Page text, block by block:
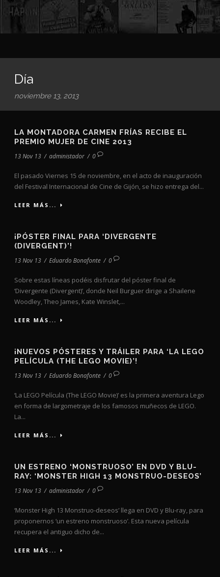
Día
noviembre 13, 2013
LA MONTADORA CARMEN FRÍAS RECIBE EL
PREMIO MUJER DE CINE 2013
13 Nov 13 / administador / 0
El pasado Viernes 15 de noviembre, en el acto de inauguración
del Festival Internacional de Cine de Gijón, se hizo entrega del...
LEER MÁS...
¡PÓSTER FINAL PARA ‘DIVERGENTE
(DIVERGENT)’!
13 Nov 13 / Eduardo Bonafonte / 0
Sobre estas líneas podéis disfrutar del póster final de
‘Divergente (Divergent)’, donde Neil Burguer dirige a Shailene
Woodley, Theo James, Kate Winslet,...
LEER MÁS...
¡NUEVOS PÓSTERES Y TRÁILER PARA ‘LA LEGO
PELÍCULA (THE LEGO MOVIE)’!
13 Nov 13 / Eduardo Bonafonte / 0
‘La LEGO Película (The LEGO Movie)’ es la primera aventura Lego
en forma de largometraje de los famosos muñecos de LEGO.
La...
LEER MÁS...
UN ESTRENO ‘MONSTRUOSO’ EN DVD Y BLU-
RAY: ‘MONSTER HIGH 13 MONSTRUO-DESEOS’
13 Nov 13 / administador / 0
‘Monster High 13 Monstruo-deseos’ llega en DVD y Blu-ray, para
proponernos ‘un estreno monstruoso’. Esta nueva película
recupera el antiguo dicho de...
LEER MÁS...